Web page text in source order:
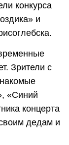
конкурса
и
Зрители с
«Синий
концерта
дедам и